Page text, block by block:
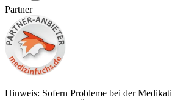
Partner
Hinweis: Sofern Probleme bei der